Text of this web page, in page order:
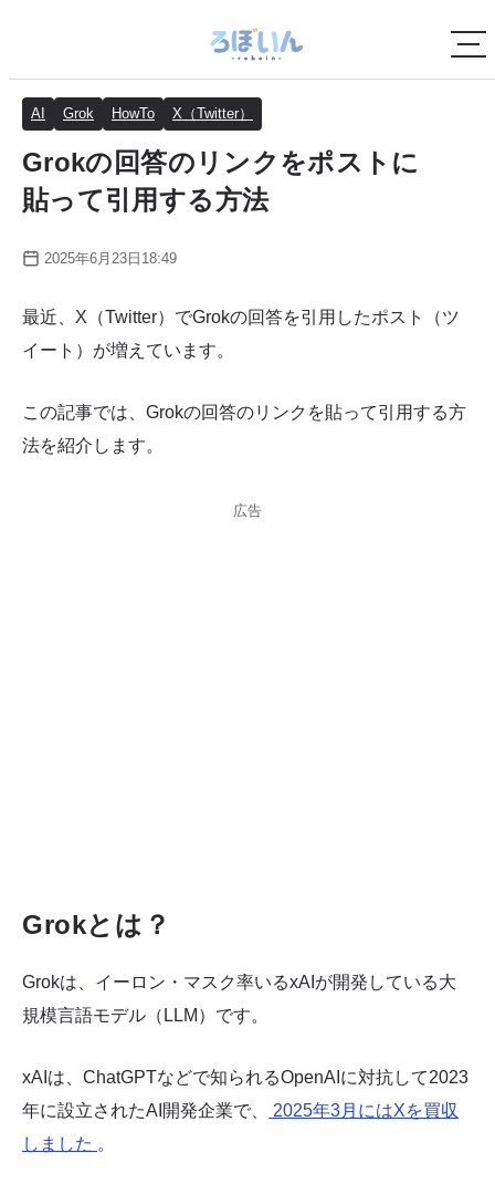
AI Grok HowTo X（Twitter）
Grokの回答のリンクをポストに
貼って引用する方法
2025年6月23日18:49
最近、X（Twitter）でGrokの回答を引用したポスト（ツ
イート）が増えています。
この記事では、Grokの回答のリンクを貼って引用する方
法を紹介します。
広告
Grokとは？
Grokは、イーロン・マスク率いるxAIが開発している大
規模言語モデル（LLM）です。
xAIは、ChatGPTなどで知られるOpenAIに対抗して2023
年に設立されたAI開発企業で、
2025年3月にはXを買収
しました 。